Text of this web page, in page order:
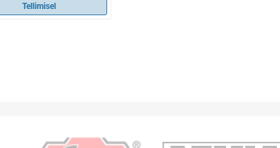
Tellimisel